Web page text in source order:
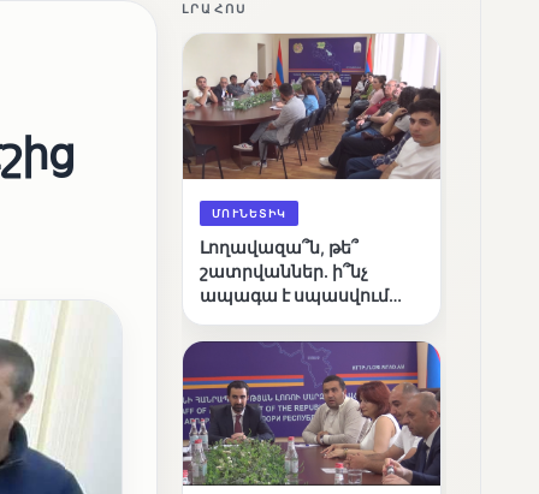
ԼՐԱՀՈՍ
ՄՈՒՆԵՏԻԿ
Լողավազա՞ն, թե՞
շատրվաններ. ի՞նչ
ապագա է սպասվում
լճին